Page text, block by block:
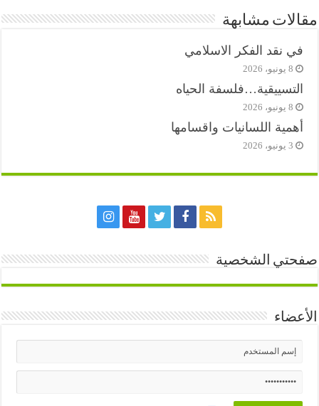
مقالات مشابهة
في نقد الفكر الاسلامي
8 يونيو، 2026
التسييقية…فلسفة الحياه
8 يونيو، 2026
أهمية اللسانيات واقسامها
3 يونيو، 2026
صفحتي الشخصية
الأعضاء